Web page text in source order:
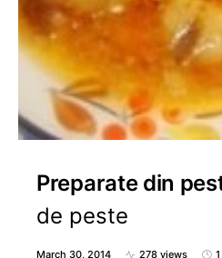
Preparate din
de peste
March 30, 2014 278 views